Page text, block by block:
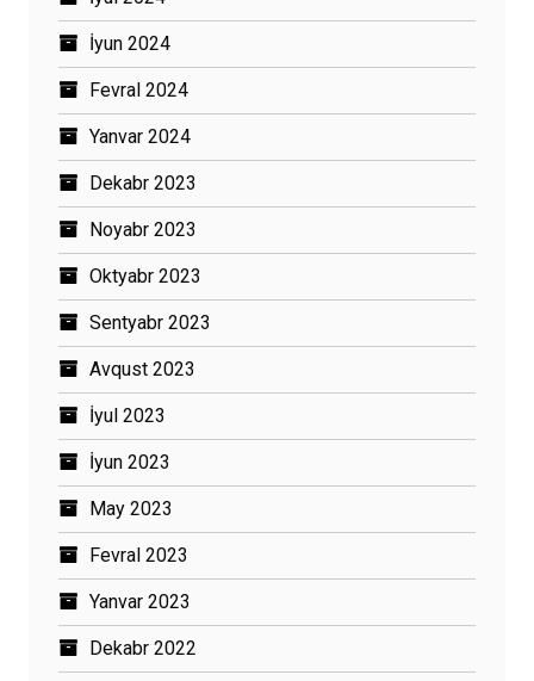
İyun 2024
Fevral 2024
Yanvar 2024
Dekabr 2023
Noyabr 2023
Oktyabr 2023
Sentyabr 2023
Avqust 2023
İyul 2023
İyun 2023
May 2023
Fevral 2023
Yanvar 2023
Dekabr 2022